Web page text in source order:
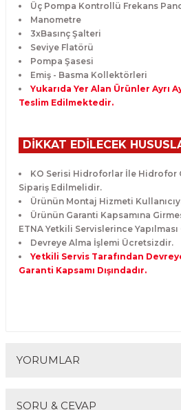
Üç Pompa Kontrollü Frekans
Manometre
3xBasınç Şalteri
Seviye Flatörü
Pompa Şasesi
Emiş - Basma Kollektörleri
Yukarıda Yer Alan Ürünler Ayrı
Teslim Edilmektedir.
DİKKAT EDİLECEK
KO Serisi Hidroforlar İle Hidrofor
Sipariş Edilmelidir.
Ürünün Montaj Hizmeti
Ürünün Garanti Kapsamına
ETNA Yetkili Servislerince
Devreye Alma İşlemi Ücretsizdir.
Yetkili Servis Tarafından
Garanti Kapsamı Dışındadır.
YORUMLAR
SORU & CEVAP